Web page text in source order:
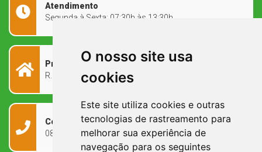
O nosso site usa
cookies
Este site utiliza cookies e outras
tecnologias de rastreamento para
melhorar sua experiência de
navegação para os seguintes
Atendimento
Segunda à Sexta: 07:30h às 13:30h
Prefeitura Municipal
R. Rivadávia Corrêa, 858 - Centro - RS, 97573-010
Contato
0800 090 2050